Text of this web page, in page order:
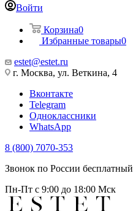
Войти
Корзина0
Избранные товары0
estet@estet.ru
г. Москва, ул. Веткина, 4
Вконтакте
Telegram
Одноклассники
WhatsApp
8 (800) 7070-353
Звонок по России бесплатный
Пн-Пт с 9:00 до 18:00 Мск